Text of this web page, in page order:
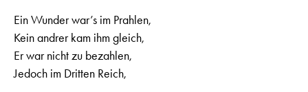
Ein Wunder war’s im Prahlen,
Kein andrer kam ihm gleich,
Er war nicht zu bezahlen,
Jedoch im Dritten Reich,